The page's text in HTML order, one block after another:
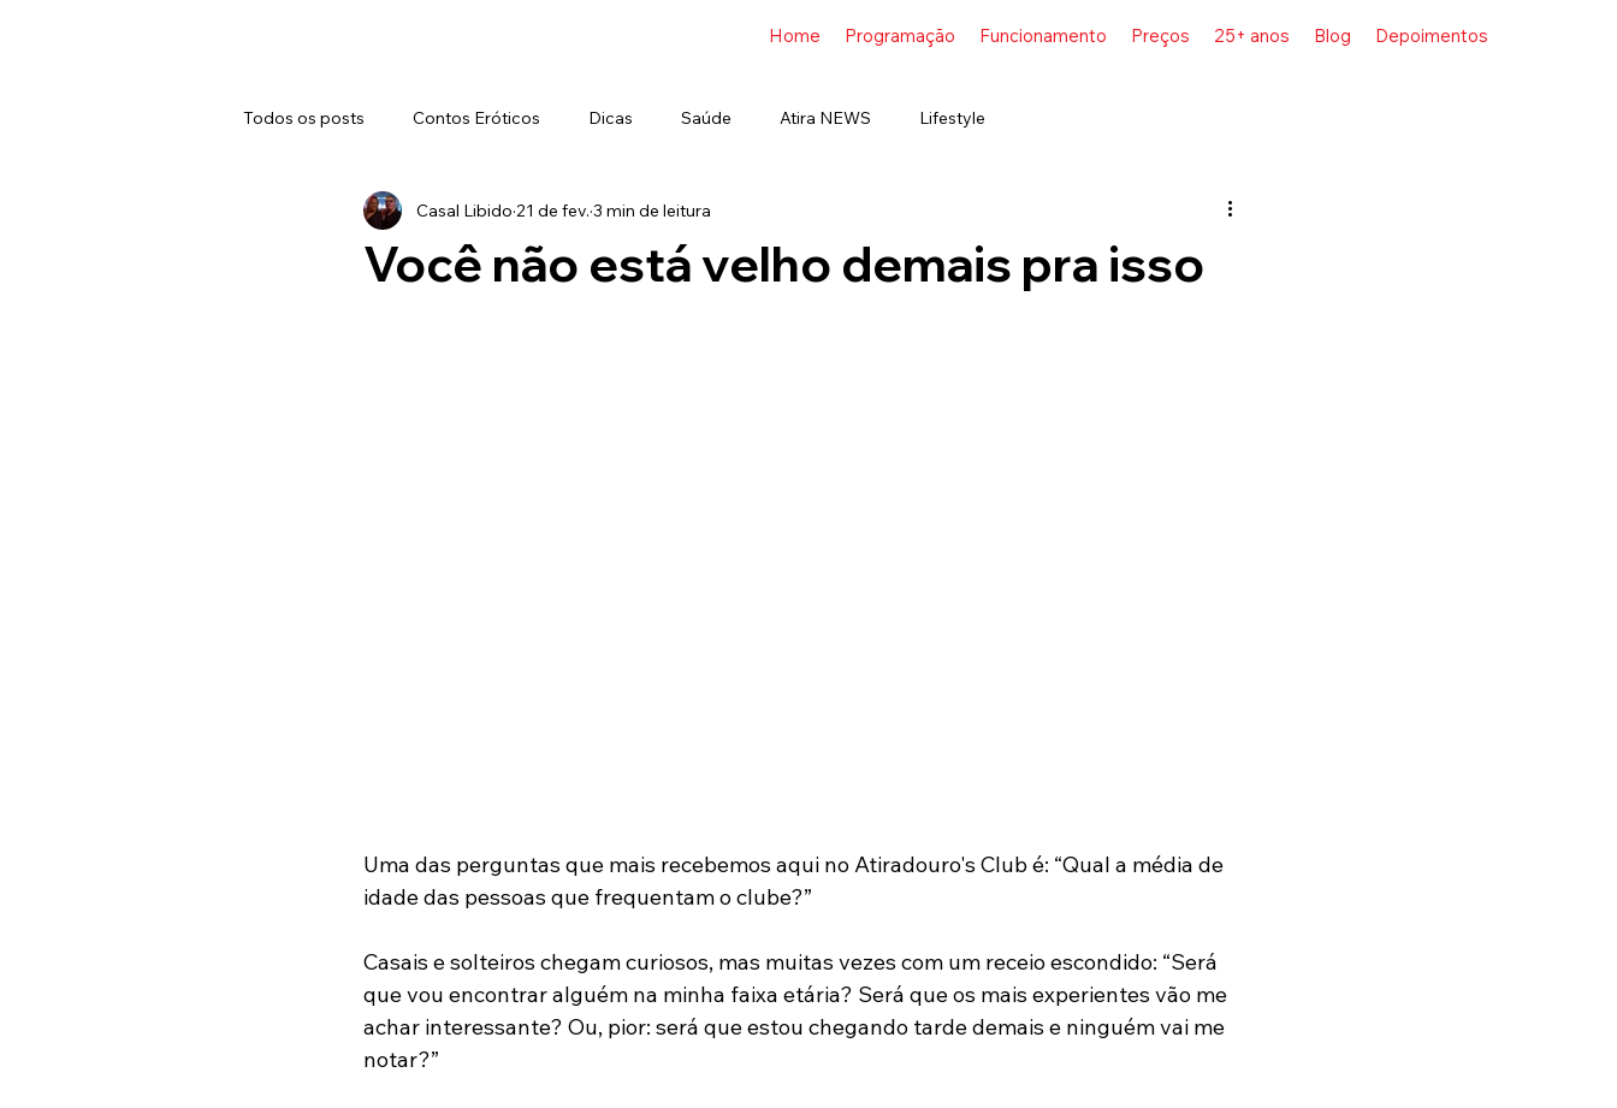
Todos os posts Contos Eróticos Dicas Saúde Atira NEWS Lifestyle
Você não está velho demais pra isso
Casal Libido 21 de fev. 3 min de leitura
Uma das perguntas que mais recebemos aqui no Atiradouro's Club é: “Qual a média de
idade das pessoas que frequentam o clube?”
Casais e solteiros chegam curiosos, mas muitas vezes com um receio escondido: “Será
que vou encontrar alguém na minha faixa etária? Será que os mais experientes vão me
achar interessante? Ou, pior: será que estou chegando tarde demais e ninguém vai me
notar?”
Home Programação Funcionamento Preços 25+ anos Blog Depoimentos